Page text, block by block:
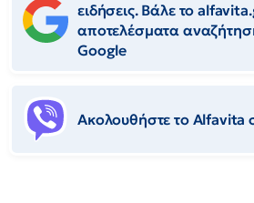
ειδήσεις. Βάλε το
αποτελέσματα
Google
Ακολουθήστε το Αlfavita